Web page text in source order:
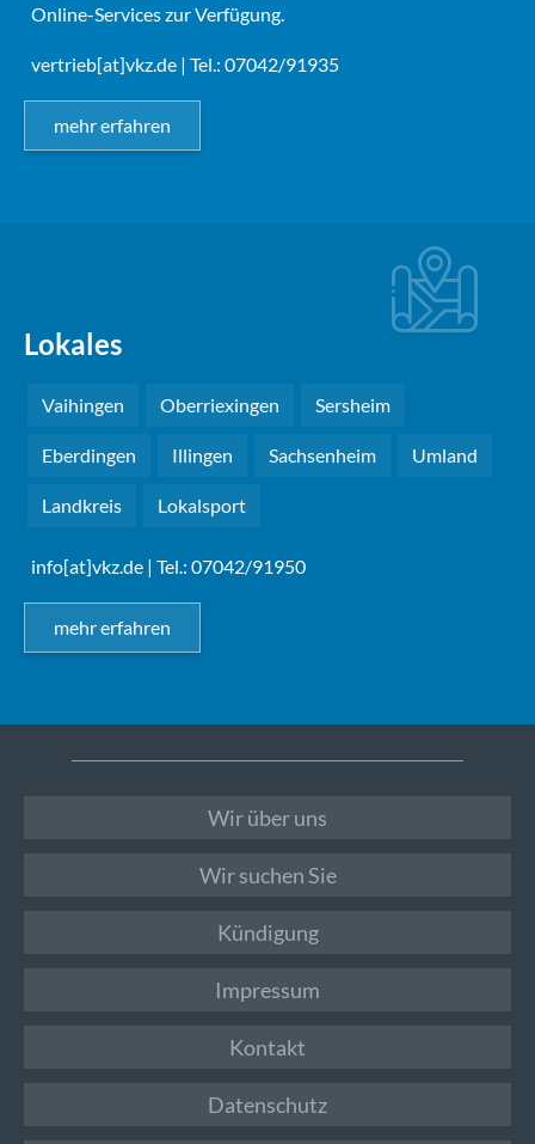
Online-Services zur Verfügung.
vertrieb[at]vkz.de | Tel.: 07042/91935
mehr erfahren
Lokales
Vaihingen Oberriexingen Sersheim
Eberdingen Illingen Sachsenheim Umland
Landkreis Lokalsport
info[at]vkz.de | Tel.: 07042/91950
mehr erfahren
Wir über uns
Wir suchen Sie
Kündigung
Impressum
Kontakt
Datenschutz